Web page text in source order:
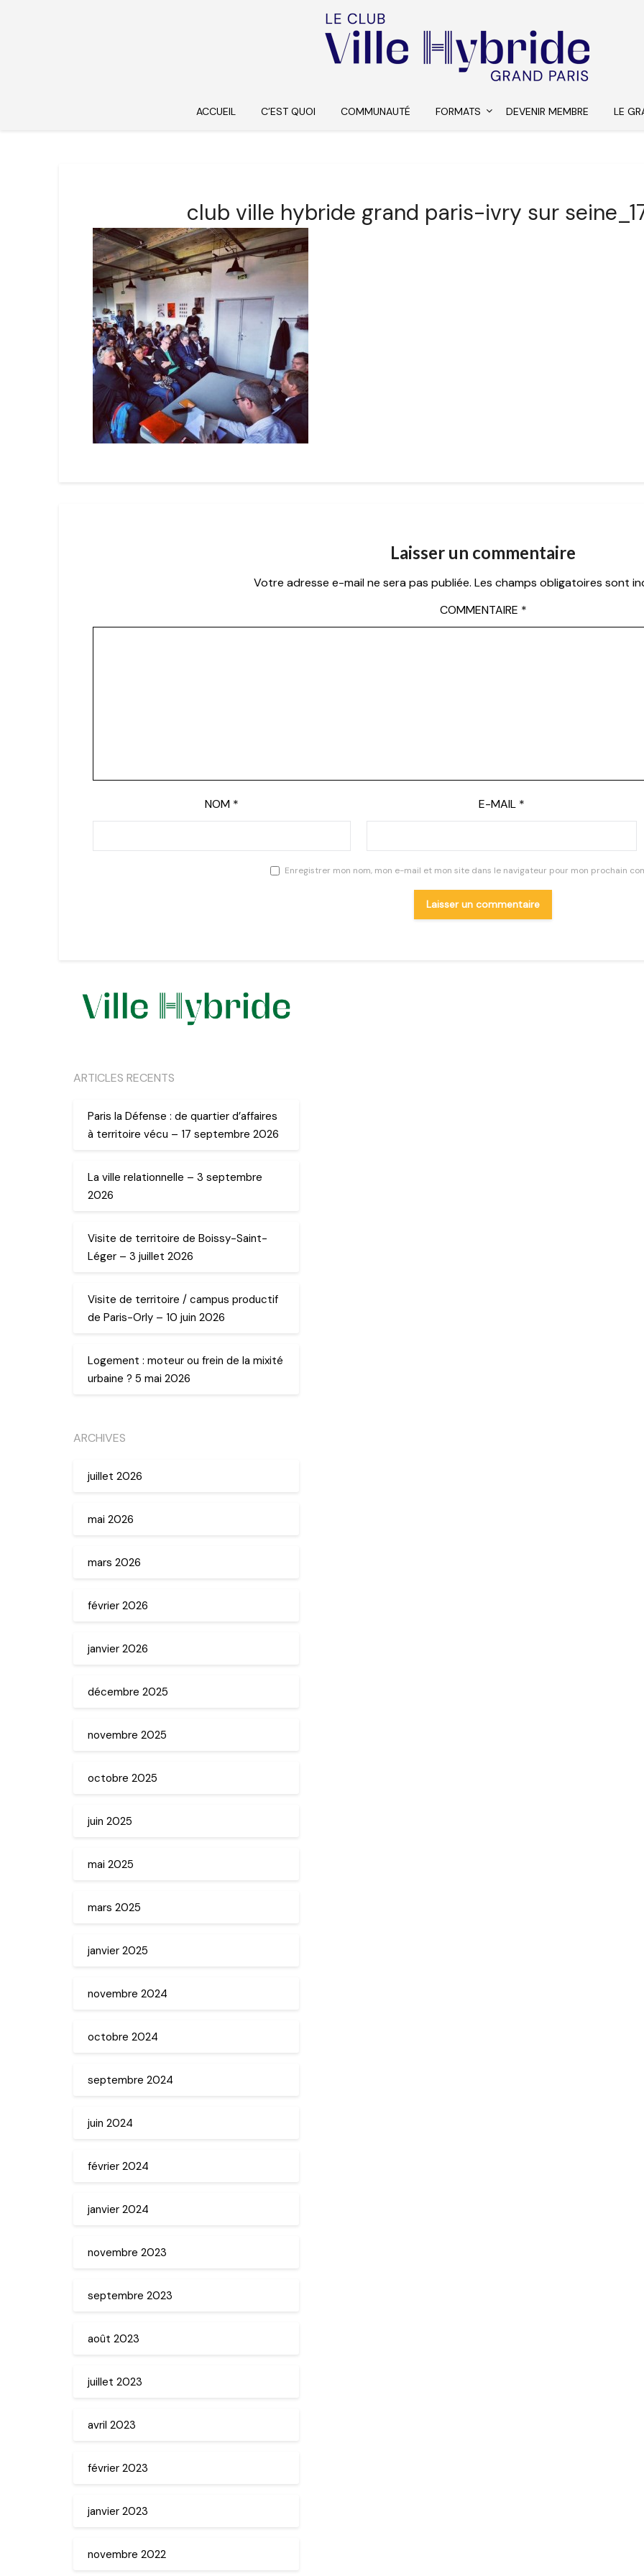
ACCUEIL C’EST QUOI COMMUNAUTÉ FORMATS DEVENIR MEMBRE LE
club ville hybride grand paris-ivry sur
Laisser un commentaire
Votre adresse e-mail ne sera pas publiée. Les champs obligatoires sont
COMMENTAIRE *
NOM * E-MAIL *
Enregistrer mon nom, mon e-mail et mon site dans le navigateur pour mon prochain
ARTICLES RECENTS
Paris la Défense : de quartier d’affaires
à territoire vécu – 17 septembre 2026
La ville relationnelle – 3 septembre
2026
Visite de territoire de Boissy-Saint-
Léger – 3 juillet 2026
Visite de territoire / campus productif
de Paris-Orly – 10 juin 2026
Logement : moteur ou frein de la mixité
urbaine ? 5 mai 2026
ARCHIVES
juillet 2026
mai 2026
mars 2026
février 2026
janvier 2026
décembre 2025
novembre 2025
octobre 2025
juin 2025
mai 2025
mars 2025
janvier 2025
novembre 2024
octobre 2024
septembre 2024
juin 2024
février 2024
janvier 2024
novembre 2023
septembre 2023
août 2023
juillet 2023
avril 2023
février 2023
janvier 2023
novembre 2022